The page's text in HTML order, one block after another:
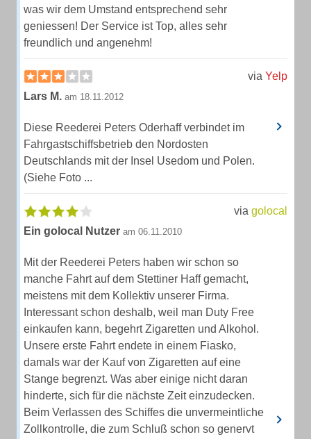
was wir dem Umstand entsprechend sehr
geniessen! Der Service ist Top, alles sehr
freundlich und angenehm!
via Yelp
Lars M. am 18.11.2012
Diese Reederei Peters Oderhaff verbindet im
Fahrgastschiffsbetrieb den Nordosten
Deutschlands mit der Insel Usedom und Polen.
(Siehe Foto ...
via golocal
Ein golocal Nutzer am 06.11.2010
Mit der Reederei Peters haben wir schon so
manche Fahrt auf dem Stettiner Haff gemacht,
meistens mit dem Kollektiv unserer Firma.
Interessant schon deshalb, weil man Duty Free
einkaufen kann, begehrt Zigaretten und Alkohol.
Unsere erste Fahrt endete in einem Fiasko,
damals war der Kauf von Zigaretten auf eine
Stange begrenzt. Was aber einige nicht daran
hinderte, sich für die nächste Zeit einzudecken.
Beim Verlassen des Schiffes die unvermeintliche
Zollkontrolle, die zum Schluß schon so genervt